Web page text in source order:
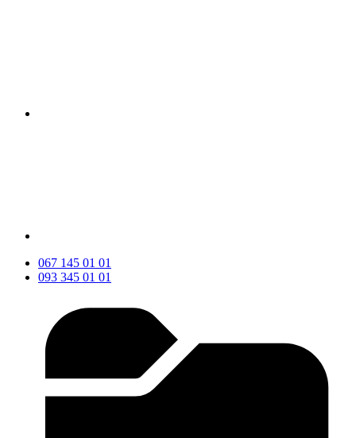
067 145 01 01
093 345 01 01